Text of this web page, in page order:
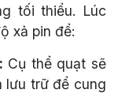
tối thiểu. Lúc
xả pin để:
Cụ thể quạt sẽ
lưu trữ để cung